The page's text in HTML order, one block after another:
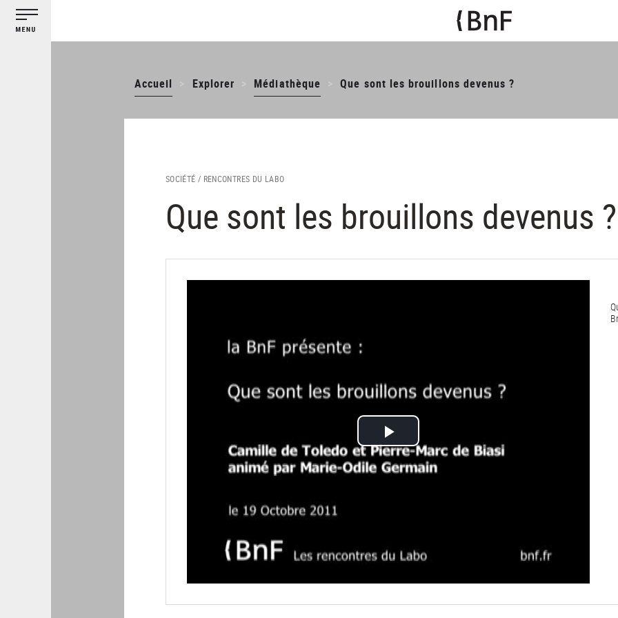
contenu
Accueil
Explorer Médiathèque Que sont les brouillons devenus ?
SOCIÉTÉ / RENCONTRES DU LABO
Que sont les brouillons devenus ?
Lire
la
Gestion des cookies